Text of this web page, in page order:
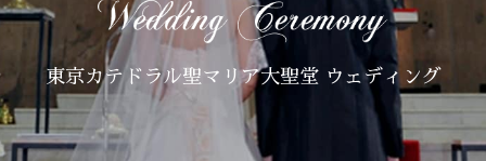
東京カテドラル聖マリア大聖堂 ウェディング